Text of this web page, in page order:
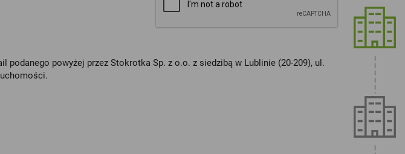
powyżej przez Stokrotka Sp. z o.o. z siedzibą w Lublinie (20-209), ul.